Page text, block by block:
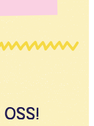
OSS!